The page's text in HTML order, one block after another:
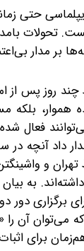
حتی
تحولات
بر مدار
چند روز پس
هموار،
فعال
داد آنچه در
تهران و
به
برگزاری دور
آن را
هم‌زمان برای